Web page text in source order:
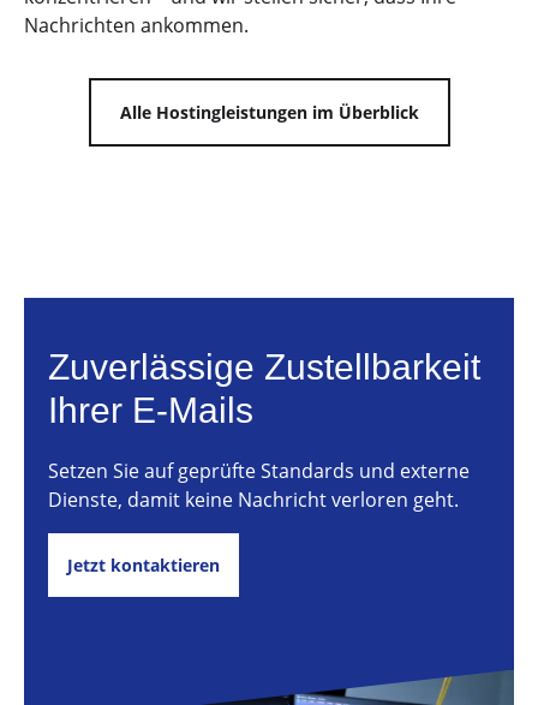
Nachrichten ankommen.
Alle Hostingleistungen im Überblick
Zuverlässige Zustellbarkeit
Ihrer E-Mails
Setzen Sie auf geprüfte Standards und externe
Dienste, damit keine Nachricht verloren geht.
Jetzt kontaktieren